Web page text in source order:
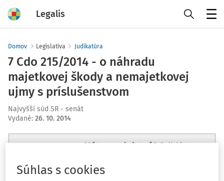
Legalis
Domov Legislatíva Judikatúra
7 Cdo 215/2014 - o náhradu
majetkovej škody a nemajetkovej
ujmy s príslušenstvom
Najvyšší súd SR - senát
Vydané: 26. 10. 2014
Máte predplatné? Prihláste sa
Súhlas s cookies